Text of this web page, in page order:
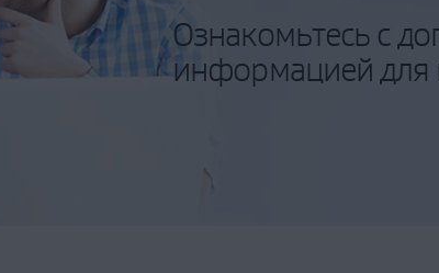
Ознакомьтесь с
информацией для